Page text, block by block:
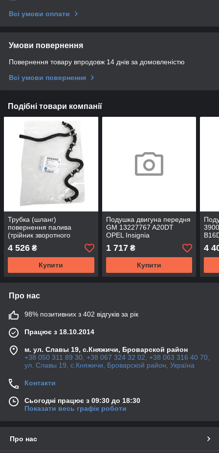
Всі умови оплати
Умови повернення
Повернення товару впродовж 14 днів за домовленістю
Всі умови повернення
Подібні товари компанії
Трубка (шланг)
повернення палива
(трійник зворотного
ефекту форсунки) GM
98134951 Z17DTH OPEL
Combo Corsa-C Meriva-A
4 526 ₴
Купити
Подушка двигуна передня
GM 13227767 A20DT
OPEL Insignia
1 717₴
Купити
4
Про нас
98% позитивних з 402 відгуків за рік
Працює з 18.10.2014
м. ул. Славы 19, с.Княжичи, Броварской район
+38 050 311 89 30, +38 067 324 32 02, +38 063 316 40 70,
ул. Славы 19, с.Княжичи, Броварской район, Україна
Контакти
Сьогодні працює з 09:30 до 18:30
Показати весь графік роботи
Про нас